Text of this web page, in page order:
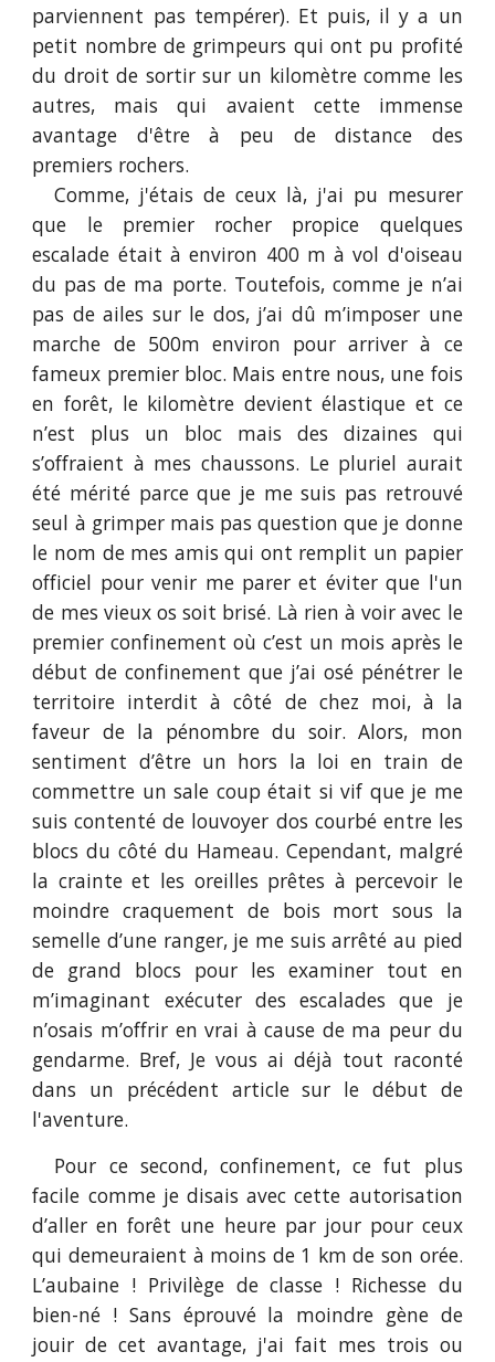
parviennent pas tempérer). Et puis, il y a un
petit nombre de grimpeurs qui ont pu profité
du droit de sortir sur un kilomètre comme les
autres, mais qui avaient cette immense
avantage d'être à peu de distance des
premiers rochers.
Comme, j'étais de ceux là, j'ai pu mesurer
que le premier rocher propice quelques
escalade était à environ 400 m à vol d'oiseau
du pas de ma porte. Toutefois, comme je n’ai
pas de ailes sur le dos, j’ai dû m’imposer une
marche de 500m environ pour arriver à ce
fameux premier bloc. Mais entre nous, une fois
en forêt, le kilomètre devient élastique et ce
n’est plus un bloc mais des dizaines qui
s’offraient à mes chaussons. Le pluriel aurait
été mérité parce que je me suis pas retrouvé
seul à grimper mais pas question que je donne
le nom de mes amis qui ont remplit un papier
officiel pour venir me parer et éviter que l'un
de mes vieux os soit brisé. Là rien à voir avec le
premier confinement où c’est un mois après le
début de confinement que j’ai osé pénétrer le
territoire interdit à côté de chez moi, à la
faveur de la pénombre du soir. Alors, mon
sentiment d’être un hors la loi en train de
commettre un sale coup était si vif que je me
suis contenté de louvoyer dos courbé entre les
blocs du côté du Hameau. Cependant, malgré
la crainte et les oreilles prêtes à percevoir le
moindre craquement de bois mort sous la
semelle d’une ranger, je me suis arrêté au pied
de grand blocs pour les examiner tout en
m’imaginant exécuter des escalades que je
n’osais m’offrir en vrai à cause de ma peur du
gendarme. Bref, Je vous ai déjà tout raconté
dans un précédent article sur le début de
l'aventure.
Pour ce second, confinement, ce fut plus
facile comme je disais avec cette autorisation
d’aller en forêt une heure par jour pour ceux
qui demeuraient à moins de 1 km de son orée.
L’aubaine ! Privilège de classe ! Richesse du
bien-né ! Sans éprouvé la moindre gène de
jouir de cet avantage, j'ai fait mes trois ou